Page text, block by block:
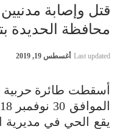
قتل وإصابة
محافظة الحديدة بتاريخ 30
Last updated أغسطس 19, 2019